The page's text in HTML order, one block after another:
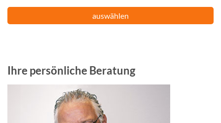
auswählen
Ihre persönliche Beratung